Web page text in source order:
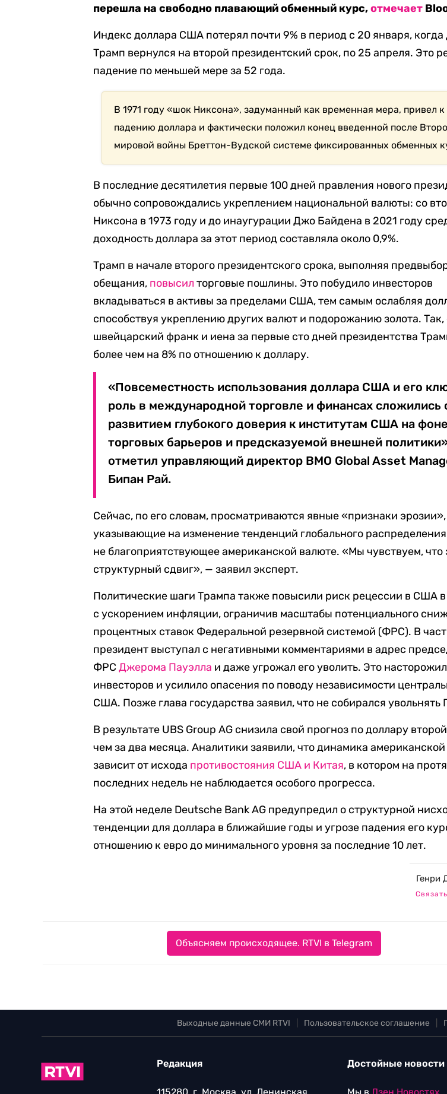
перешла на свободно плавающий обменный курс,отмечает
Индекс доллара США потерял почти 9% в период с 20 января,
Трамп вернулся на второй президентский срок, по 25 апреля. Это
падение по меньшей мере за 52 года.
В 1971 году «шок Никсона», задуманный как временная мера, привел к
падению доллара и фактически положил конец введенной после
мировой войны Бреттон-Вудской системе фиксированных обменных
В последние десятилетия первые 100 дней правления нового
обычно сопровождались укреплением национальной валюты: со
Никсона в 1973 году и до инаугурации Джо Байдена в 2021 году
доходность доллара за этот период составляла около 0,9%.
Трамп в начале второго президентского срока, выполняя
обещания, повысил торговые пошлины. Это побудило инвесторов
вкладываться в активы за пределами США, тем самым ослабляя
способствуя укреплению других валют и подорожанию золота. Так,
швейцарский франк и иена за первые сто дней президентства
более чем на 8% по отношению к доллару.
«Повсеместность использования доллара США и его
роль в международной торговле и финансах сложились
развитием глубокого доверия к институтам США на
торговых барьеров и предсказуемой внешней
отметил управляющий директор BMO Global Asset
Бипан Рай.
Сейчас, по его словам, просматриваются явные «признаки эрозии»,
указывающие на изменение тенденций глобального
не благоприятствующее американской валюте. «Мы чувствуем, что
структурный сдвиг», — заявил эксперт.
Политические шаги Трампа также повысили риск рецессии в США в
с ускорением инфляции, ограничив масштабы потенциального
процентных ставок Федеральной резервной системой (ФРС). В
президент выступал с негативными комментариями в адрес
ФРСДжерома Пауэлла и даже угрожал его уволить. Это
инвесторов и усилило опасения по поводу независимости
США. Позже глава государства заявил, что не собирался увольнять
В результате UBS Group AG снизила свой прогноз по доллару
чем за два месяца. Аналитики заявили, что динамика
зависит от исхода противостояния США и Китая, в котором на
последних недель не наблюдается особого прогресса.
На этой неделе Deutsche Bank AG предупредил о структурной
тенденции для доллара в ближайшие годы и угрозе падения его
отношению к евро до минимального уровня за последние 10 лет.
Генри
Объясняем происходящее. RTVI в Telegram
Выходные данные СМИ RTVI Пользовательское соглашение
Редакция Достойные новости